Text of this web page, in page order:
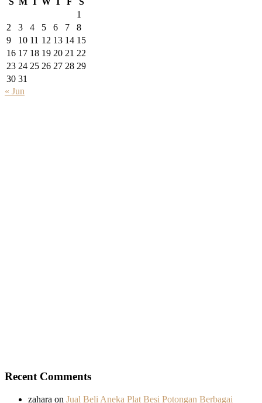
1
2
3 4 5 6 7
8
9
10 11 12 13 14 15
16 17 18 19 20 21 22
23 24 25 26 27 28 29
30 31
« Jun
Recent Comments
zahara on Jual Beli Aneka Plat Besi Potongan Berbagai